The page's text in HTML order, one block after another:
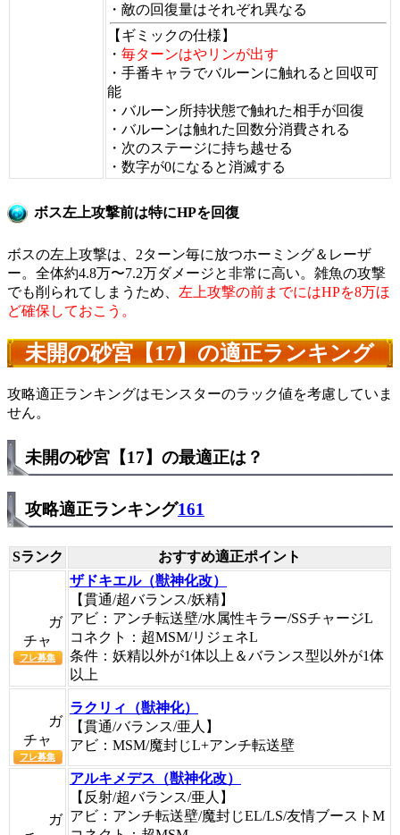
・敵の回復量はそれぞれ異なる
【ギミックの仕様】
・ 毎ターンはやリンが出す
・手番キャラでバルーンに触れると回収可
能
・バルーン所持状態で触れた相手が回復
・バルーンは触れた回数分消費される
・次のステージに持ち越せる
・数字が0になると消滅する
ボス左上攻撃前は特にHPを回復
ボスの左上攻撃は、2ターン毎に放つホーミング＆レーザ
ー。全体約4.8万〜7.2万ダメージと非常に高い。雑魚の攻撃
でも削られてしまうため、 左上攻撃の前までにはHPを8万ほ
ど確保しておこう。
未開の砂宮【17】の適正ランキング
攻略適正ランキングはモンスターのラック値を考慮していま
せん。
未開の砂宮【17】の最適正は？
攻略適正ランキング161
Sランク おすすめ適正ポイント
ガ
チャ
フレ募集
ザドキエル（獣神化改）
【貫通/超バランス/妖精】
アビ：アンチ転送壁/水属性キラー/SSチャージL
コネクト：超MSM/リジェネL
条件：妖精以外が1体以上＆バランス型以外が1体
以上
ガ
チャ
フレ募集
ラクリィ（獣神化）
【貫通/バランス/亜人】
アビ：MSM/魔封じL+アンチ転送壁
ガ
アルキメデス（獣神化改）
【反射/超バランス/亜人】
アビ：アンチ転送壁/魔封じEL/LS/友情ブーストM